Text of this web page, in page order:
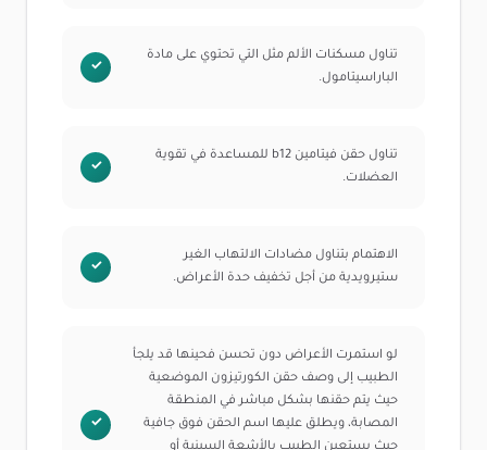
تناول مسكنات الألم مثل التي تحتوي على مادة
الباراسيتامول.
تناول حقن فيتامين b12 للمساعدة في تقوية
العضلات.
الاهتمام بتناول مضادات الالتهاب الغير
ستيرويدية من أجل تخفيف حدة الأعراض.
لو استمرت الأعراض دون تحسن فحينها قد يلجأ
الطبيب إلى وصف حقن الكورتيزون الموضعية
حيث يتم حقنها بشكل مباشر في المنطقة
المصابة، ويطلق عليها اسم الحقن فوق جافية